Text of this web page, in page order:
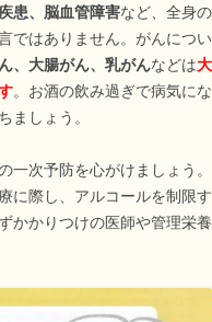
患、脳血管障害など、全身の
ではありません。がんについ
、大腸がん、乳がんなどは大
。お酒の飲み過ぎで病気にな
ましょう。
一次予防を心がけましょう。
に際し、アルコールを制限す
かかりつけの医師や管理栄養